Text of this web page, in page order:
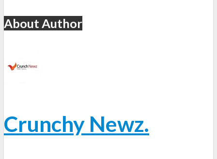
About Author
Crunchy Newz.